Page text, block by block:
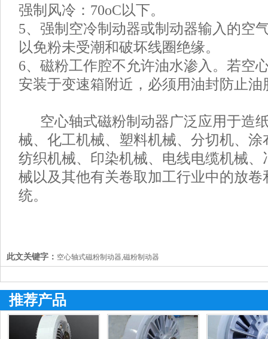
强制风冷：70oC以下。
5、强制空冷制动器或制动器输入的空
以免粉未受潮和破坏线圈绝缘。
6、磁粉工作腔不允许油水渗入。若空
安装于变速箱附近，必须用油封防止油
空心轴式磁粉制动器广泛应用于造
械、化工机械、塑料机械、分切机、涂
纺织机械、印染机械、电线电缆机械、
械以及其他有关卷取加工行业中的放卷
统。
此文关键字： 空心轴式磁粉制动器,磁粉制动器
推荐产品